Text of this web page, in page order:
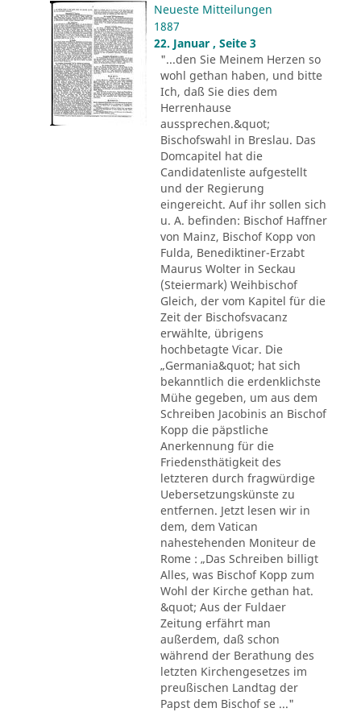
Neueste Mitteilungen
1887
22. Januar , Seite 3
"...den Sie Meinem Herzen so
wohl gethan haben, und bitte
Ich, daß Sie dies dem
Herrenhause
aussprechen.&quot;
Bischofswahl in Breslau. Das
Domcapitel hat die
Candidatenliste aufgestellt
und der Regierung
eingereicht. Auf ihr sollen sich
u. A. befinden: Bischof Haffner
von Mainz, Bischof Kopp von
Fulda, Benediktiner-Erzabt
Maurus Wolter in Seckau
(Steiermark) Weihbischof
Gleich, der vom Kapitel für die
Zeit der Bischofsvacanz
erwählte, übrigens
hochbetagte Vicar. Die
„Germania&quot; hat sich
bekanntlich die erdenklichste
Mühe gegeben, um aus dem
Schreiben Jacobinis an Bischof
Kopp die päpstliche
Anerkennung für die
Friedensthätigkeit des
letzteren durch fragwürdige
Uebersetzungskünste zu
entfernen. Jetzt lesen wir in
dem, dem Vatican
nahestehenden Moniteur de
Rome : „Das Schreiben billigt
Alles, was Bischof Kopp zum
Wohl der Kirche gethan hat.
&quot; Aus der Fuldaer
Zeitung erfährt man
außerdem, daß schon
während der Berathung des
letzten Kirchengesetzes im
preußischen Landtag der
Papst dem Bischof se ..."